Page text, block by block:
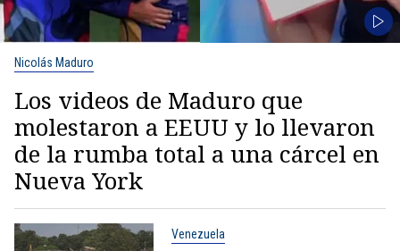
Nicolás Maduro
Los videos de Maduro que
molestaron a EEUU y lo llevaron
de la rumba total a una cárcel en
Nueva York
Venezuela